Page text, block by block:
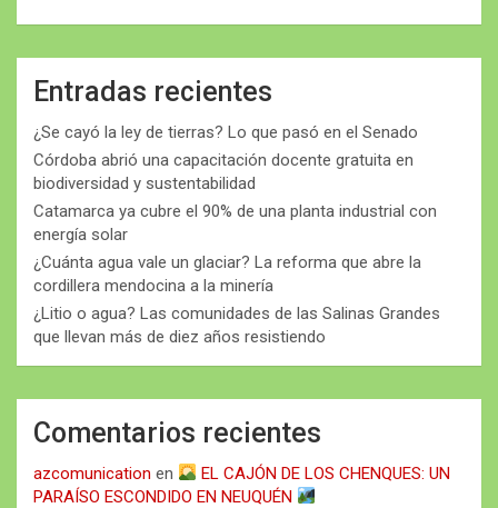
Entradas recientes
¿Se cayó la ley de tierras? Lo que pasó en el Senado
Córdoba abrió una capacitación docente gratuita en
biodiversidad y sustentabilidad
Catamarca ya cubre el 90% de una planta industrial con
energía solar
¿Cuánta agua vale un glaciar? La reforma que abre la
cordillera mendocina a la minería
¿Litio o agua? Las comunidades de las Salinas Grandes
que llevan más de diez años resistiendo
Comentarios recientes
azcomunication en
EL CAJÓN DE LOS CHENQUES: UN
PARAÍSO ESCONDIDO EN NEUQUÉN